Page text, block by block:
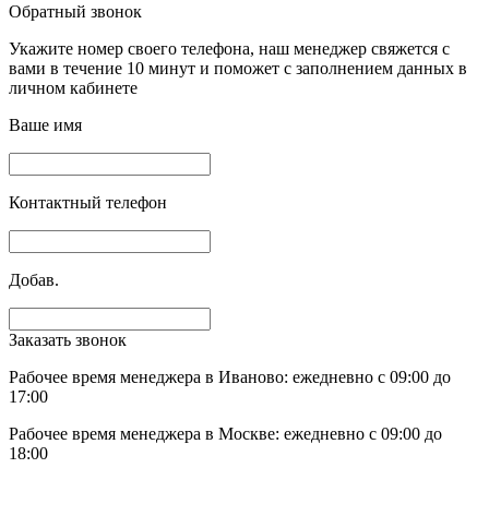
Обратный звонок
Укажите номер своего телефона, наш менеджер свяжется с
вами в течение 10 минут и поможет с заполнением данных в
личном кабинете
Ваше имя
Контактный телефон
Добав.
Заказать звонок
Рабочее время менеджера в Иваново: ежедневно с 09:00 до
17:00
Рабочее время менеджера в Москве: ежедневно с 09:00 до
18:00